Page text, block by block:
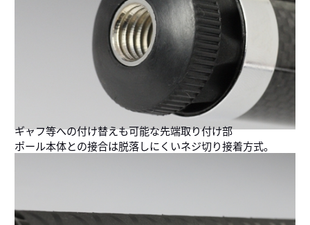
ギャフ等への付け替えも可能な先端取り付け部
ポール本体との接合は脱落しにくいネジ切り接着方式。